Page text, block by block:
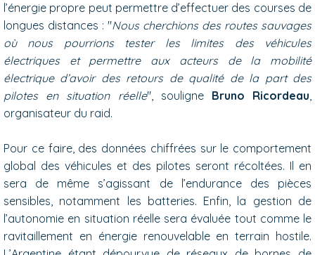
l’énergie propre peut permettre d’effectuer des courses de
longues distances : "Nous cherchions des routes sauvages
où nous pourrions tester les limites des véhicules
électriques et permettre aux acteurs de la mobilité
électrique d’avoir des retours de qualité de la part des
pilotes en situation réelle", souligne Bruno Ricordeau,
organisateur du raid.
Pour ce faire, des données chiffrées sur le comportement
global des véhicules et des pilotes seront récoltées. Il en
sera de même s’agissant de l’endurance des pièces
sensibles, notamment les batteries. Enfin, la gestion de
l’autonomie en situation réelle sera évaluée tout comme le
ravitaillement en énergie renouvelable en terrain hostile.